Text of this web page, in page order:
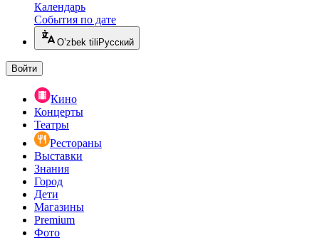
Календарь
События по дате
O’zbek tili Русский
Войти
Кино
Концерты
Театры
Рестораны
Выставки
Знания
Город
Дети
Магазины
Premium
Фото